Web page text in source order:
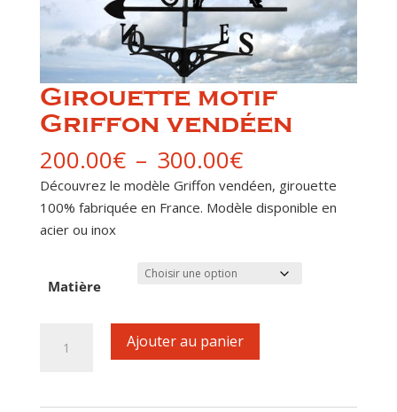
Girouette motif
Griffon vendéen
200.00€ – 300.00€Plage
de
prix :
200.00€
300.00€
Découvrez le modèle Griffon vendéen, girouette
100% fabriquée en France. Modèle disponible en
acier ou inox
Matière
Ajouter au panier